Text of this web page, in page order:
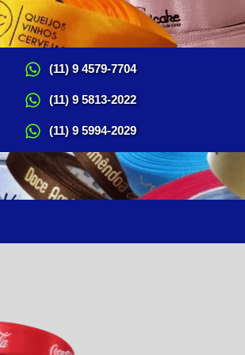
(11) 9 4579-7704
(11) 9 5813-2022
(11) 9 5994-2029